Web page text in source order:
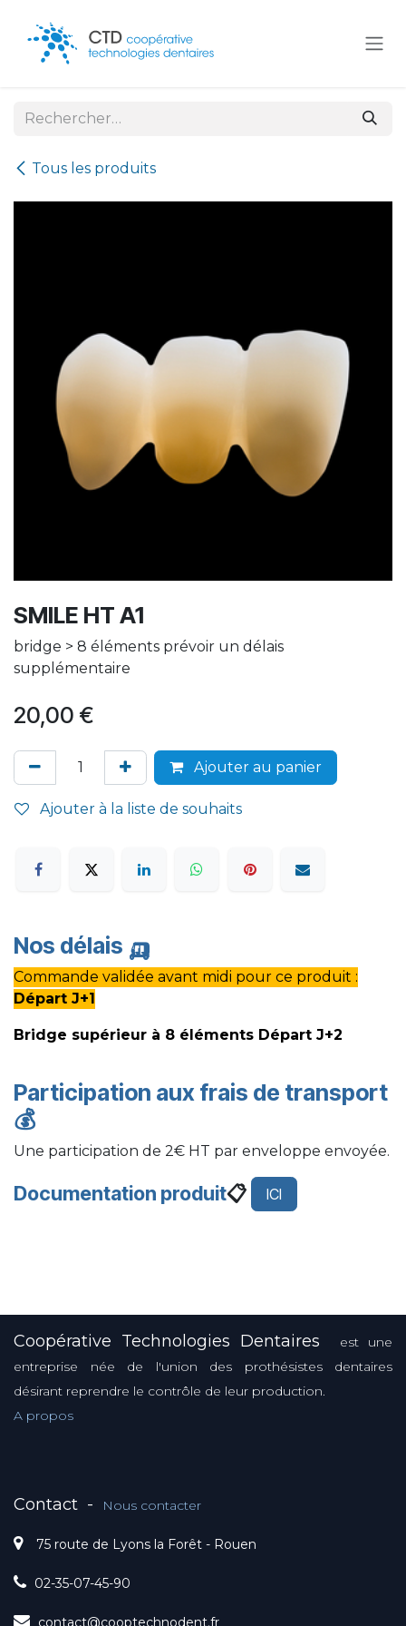
Tous les produits
SMILE HT A1
bridge > 8 éléments prévoir un délais
supplémentaire
20,00 €
Ajouter au panier
Ajouter à la liste de souhaits
Nos délais 🛺
Commande validée avant midi pour ce produit :
Départ J+1
Bridge supérieur à 8 éléments Départ J+2
Participation aux frais de transport
💰
Une participation de 2€ HT par enveloppe envoyée.
Documentation produit📋 ICI
Coopérative Technologies Dentaires
est une
entreprise née de l'union des prothésistes dentaires
désirant reprendre le contrôle de leur production.
A propos
Contact - Nous contacter
75 route de Lyons la Forêt - Rouen
02-35-07-45-90
contact@cooptechnodent.fr